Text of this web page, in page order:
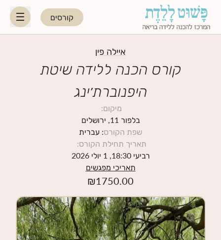
קורסים
היפנוברת׳ינג
תאריכי קורסים קרובים
בלוג
חנות
איילה פין
קורס הכנה ללידה שיטת
היפנוברת׳ינג
מיקום:
בלפור 11, ירושלים
שפת הקורס: עברית
תאריך תחילת הקורס:
רביעי 18:30, 1 יולי 2026
תאריכי מפגשים
₪1750.00